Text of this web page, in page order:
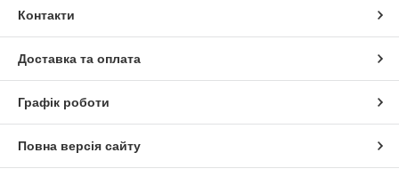
Контакти
Доставка та оплата
Графік роботи
Повна версія сайту